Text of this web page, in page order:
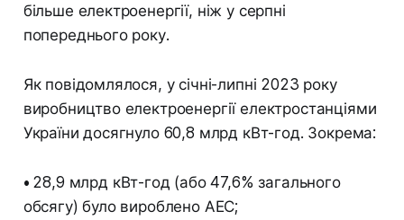
більше електроенергії, ніж у серпні
попереднього року.
Як повідомлялося, у січні-липні 2023 року
виробництво електроенергії електростанціями
України досягнуло 60,8 млрд кВт-год. Зокрема:
• 28,9 млрд кВт-год (або 47,6% загального
обсягу) було вироблено АЕС;